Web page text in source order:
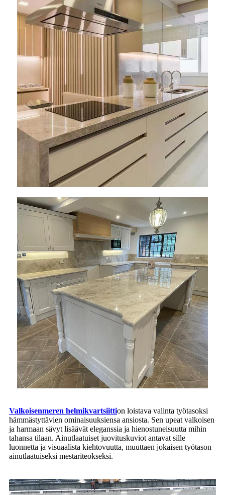
Valkoisenmeren helmikvartsiittion loistava valinta työtasoksi
hämmästyttävien ominaisuuksiensa ansiosta. Sen upeat valkoisen
ja harmaan sävyt lisäävät eleganssia ja hienostuneisuutta mihin
tahansa tilaan. Ainutlaatuiset juovituskuviot antavat sille
luonnetta ja visuaalista kiehtovuutta, muuttaen jokaisen työtason
ainutlaatuiseksi mestariteokseksi.